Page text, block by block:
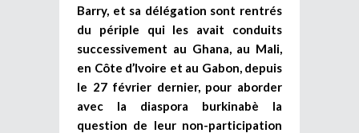
Barry, et sa délégation sont rentrés
du périple qui les avait conduits
successivement au Ghana, au Mali,
en Côte d’Ivoire et au Gabon, depuis
le 27 février dernier, pour aborder
avec la diaspora burkinabè la
question de leur non-participation